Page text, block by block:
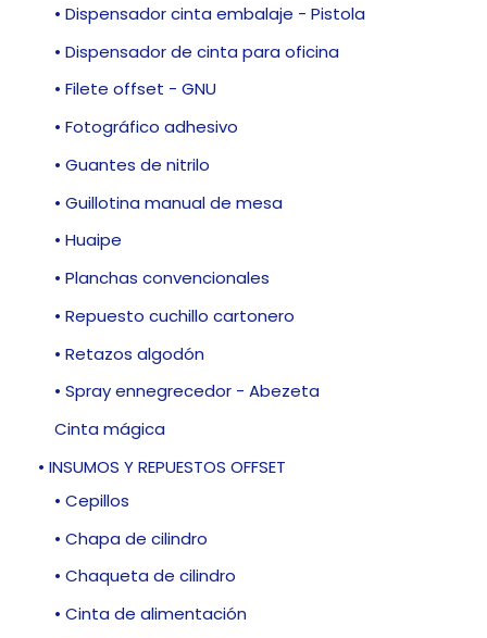
• Dispensador cinta embalaje - Pistola
• Dispensador de cinta para oficina
• Filete offset - GNU
• Fotográfico adhesivo
• Guantes de nitrilo
• Guillotina manual de mesa
• Huaipe
• Planchas convencionales
• Repuesto cuchillo cartonero
• Retazos algodón
• Spray ennegrecedor - Abezeta
Cinta mágica
• INSUMOS Y REPUESTOS OFFSET
• Cepillos
• Chapa de cilindro
• Chaqueta de cilindro
• Cinta de alimentación